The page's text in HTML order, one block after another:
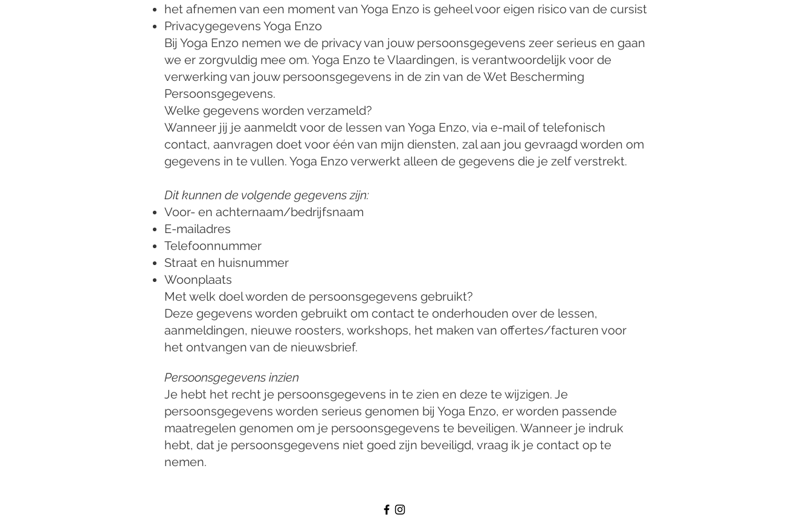
het afnemen van een moment van Yoga Enzo is geheel voor eigen risico van de cursist
Privacygegevens Yoga Enzo
Bij Yoga Enzo nemen we de privacy van jouw persoonsgegevens zeer serieus en gaan
we er zorgvuldig mee om. Yoga Enzo te Vlaardingen, is verantwoordelijk voor de
verwerking van jouw persoonsgegevens in de zin van de Wet Bescherming
Persoonsgegevens.
Welke gegevens worden verzameld?
Wanneer jij je aanmeldt voor de lessen van Yoga Enzo, via e-mail of telefonisch
contact, aanvragen doet voor één van mijn diensten, zal aan jou gevraagd worden om
gegevens in te vullen. Yoga Enzo verwerkt alleen de gegevens die je zelf verstrekt.
Dit kunnen de volgende gegevens zijn:
Voor- en achternaam/bedrijfsnaam
E-mailadres
Telefoonnummer
Straat en huisnummer
Woonplaats
Met welk doel worden de persoonsgegevens gebruikt?
Deze gegevens worden gebruikt om contact te onderhouden over de lessen,
aanmeldingen, nieuwe roosters, workshops, het maken van offertes/facturen voor
het ontvangen van de nieuwsbrief.
Persoonsgegevens inzien
Je hebt het recht je persoonsgegevens in te zien en deze te wijzigen. Je
persoonsgegevens worden serieus genomen bij Yoga Enzo, er worden passende
maatregelen genomen om je persoonsgegevens te beveiligen. Wanneer je indruk
hebt, dat je persoonsgegevens niet goed zijn beveiligd, vraag ik je contact op te
nemen.